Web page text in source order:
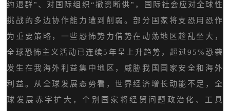
约退群”、对国际组织“撤资断供”，国际社会应对全球性
挑战的多边协作能力遭到削弱。部分国家将支恐用恐作
为重要策略，一些恐怖势力借势在动荡地区趁乱坐大，
全球恐怖主义活动已连续5年呈上升趋势，超过95%恐袭
发生在我海外利益集中地区，威胁我国国家安全和海外
利益。从全球发展态势看，世界经济增长动能不足，全
球发展赤字扩大，个别国家将经贸问题政治化、工具